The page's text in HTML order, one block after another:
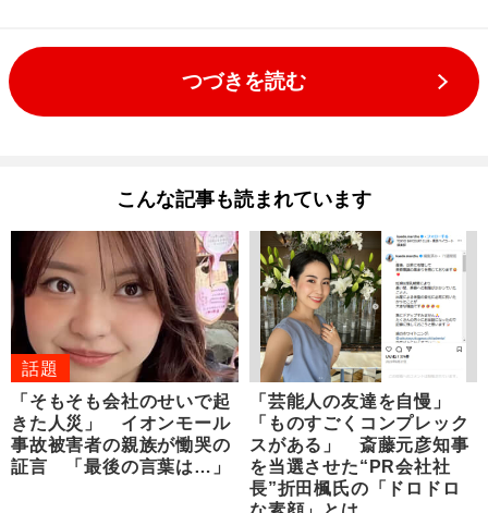
つづきを読む
こんな記事も読まれています
話題
「そもそも会社のせいで起
きた人災」 イオンモール
事故被害者の親族が慟哭の
証言 「最後の言葉は…」
「芸能人の友達を自慢」
「ものすごくコンプレック
スがある」 斎藤元彦知事
を当選させた“PR会社社
長”折田楓氏の「ドロドロ